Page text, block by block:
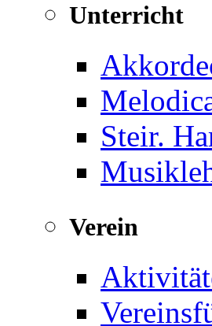
Unterricht
Steir.
Verein